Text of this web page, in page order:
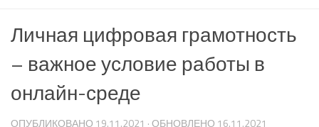
Личная цифровая грамотность
– важное условие работы в
онлайн-среде
ОПУБЛИКОВАНО 19.11.2021 · ОБНОВЛЕНО 16.11.2021